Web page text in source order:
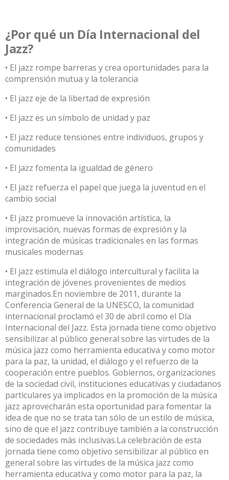
¿Por qué un Día Internacional del
Jazz?
• El jazz rompe barreras y crea oportunidades para la
comprensión mutua y la tolerancia
• El jazz eje de la libertad de expresión
• El jazz es un símbolo de unidad y paz
• El jazz reduce tensiones entre individuos, grupos y
comunidades
• El jazz fomenta la igualdad de género
• El jazz refuerza el papel que juega la juventud en el
cambio social
• El jazz promueve la innovación artística, la
improvisación, nuevas formas de expresión y la
integración de músicas tradicionales en las formas
musicales modernas
• El jazz estimula el diálogo intercultural y facilita la
integración de jóvenes provenientes de medios
marginados.En noviembre de 2011, durante la
Conferencia General de la UNESCO, la comunidad
internacional proclamó el 30 de abril como el Día
Internacional del Jazz. Esta jornada tiene como objetivo
sensibilizar al público general sobre las virtudes de la
música jazz como herramienta educativa y como motor
para la paz, la unidad, el diálogo y el refuerzo de la
cooperación entre pueblos. Gobiernos, organizaciones
de la sociedad civil, instituciones educativas y ciudadanos
particulares ya implicados en la promoción de la música
jazz aprovecharán esta oportunidad para fomentar la
idea de que no se trata tan sólo de un estilo de música,
sino de que el jazz contribuye también a la construcción
de sociedades más inclusivas.La celebración de esta
jornada tiene como objetivo sensibilizar al público en
general sobre las virtudes de la música jazz como
herramienta educativa y como motor para la paz, la